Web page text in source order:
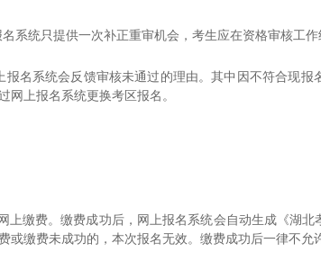
系统只提供一次补正重审机会，考生应在资格审核工作
报名系统会反馈审核未通过的理由。其中因不符合现
网上报名系统更换考区报名。
上缴费。缴费成功后，网上报名系统会自动生成《湖北
或缴费未成功的，本次报名无效。缴费成功后一律不允